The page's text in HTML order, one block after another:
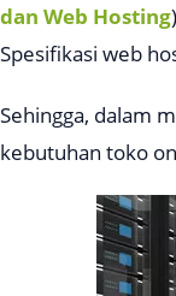
dan Web Hosting
Spesifikasi web
Sehingga, dalam
kebutuhan toko